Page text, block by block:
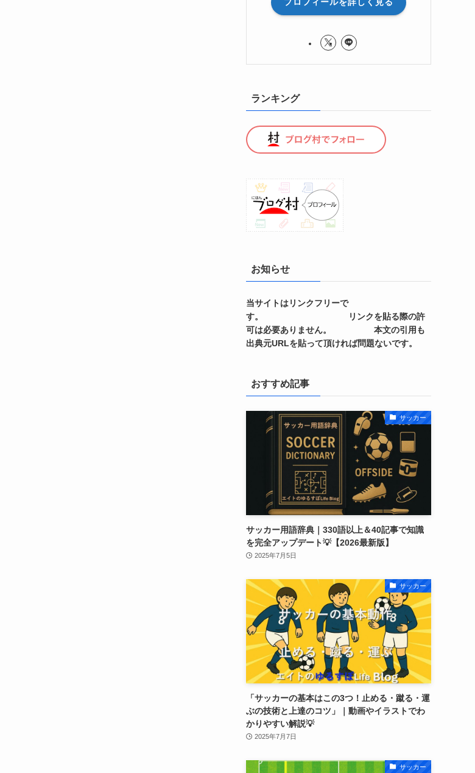
ランキング
お知らせ
当サイトはリンクフリーで
す。 リンクを貼る際の許
可は必要ありません。 本文の引用も
出典元URLを貼って頂ければ問題ないです。
おすすめ記事
サッカー
サッカー用語辞典｜330語以上＆40記事で知識
を完全アップデート💡【2026最新版】
2025年7月5日
サッカー
「サッカーの基本はこの3つ！止める・蹴る・運
ぶの技術と上達のコツ」｜動画やイラストでわ
かりやすい解説💡
2025年7月7日
サッカー